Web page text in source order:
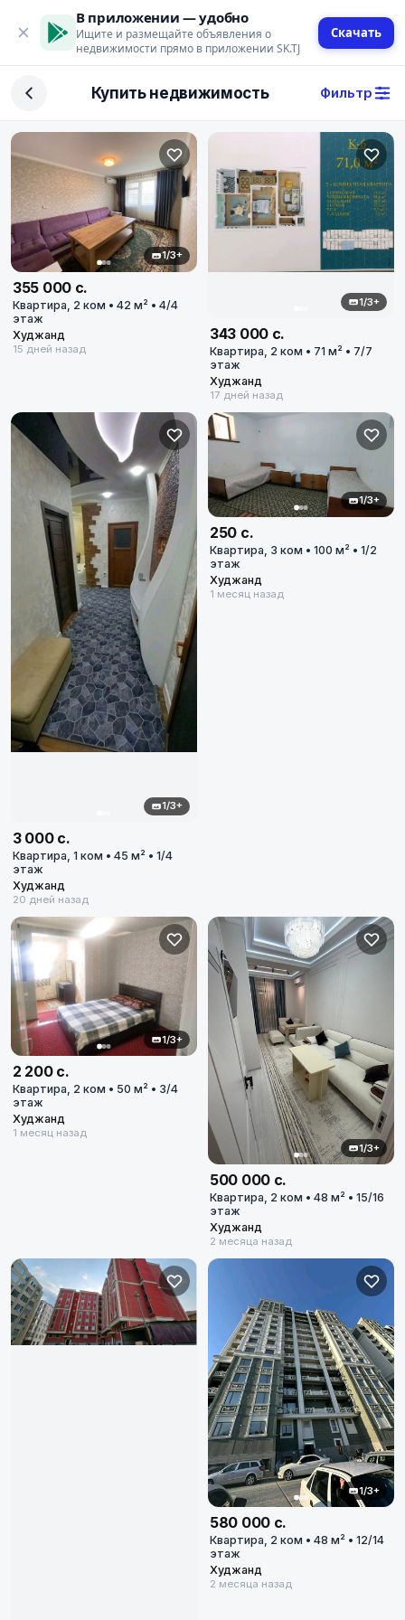
В приложении — удобно
Ищите и размещайте объявления о
недвижимости прямо в приложении SK.TJ
Скачать
Фильтр
Купить Арендовать
Поиск
Тип недвижимости
Тип
Худжанд
Диапазон цен
Сбросить
5объявлений по фильтру
Сбросить фильтры
Купить недвижимость Фильтр
1/3+
355 000 с.
Квартира, 2 ком • 42 м² • 4/4
этаж
Худжанд
15 дней назад
1/3+
343 000 с.
Квартира, 2 ком • 71 м² • 7/7
этаж
Худжанд
17 дней назад
1/3+
3 000 с.
Квартира, 1 ком • 45 м² • 1/4
этаж
Худжанд
20 дней назад
1/3+
250 с.
Квартира, 3 ком • 100 м² • 1/2
этаж
Худжанд
1 месяц назад
1/3+
2 200 с.
Квартира, 2 ком • 50 м² • 3/4
этаж
Худжанд
1 месяц назад
1/3+
500 000 с.
Квартира, 2 ком • 48 м² • 15/16
этаж
Худжанд
2 месяца назад
1/3+
580 000 с.
Квартира, 2 ком • 48 м² • 12/14
этаж
Худжанд
2 месяца назад